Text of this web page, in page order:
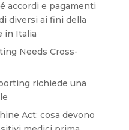
accordi e pagamenti
diversi ai fini della
in Italia
Needs Cross-
richiede una
Act: cosa devono